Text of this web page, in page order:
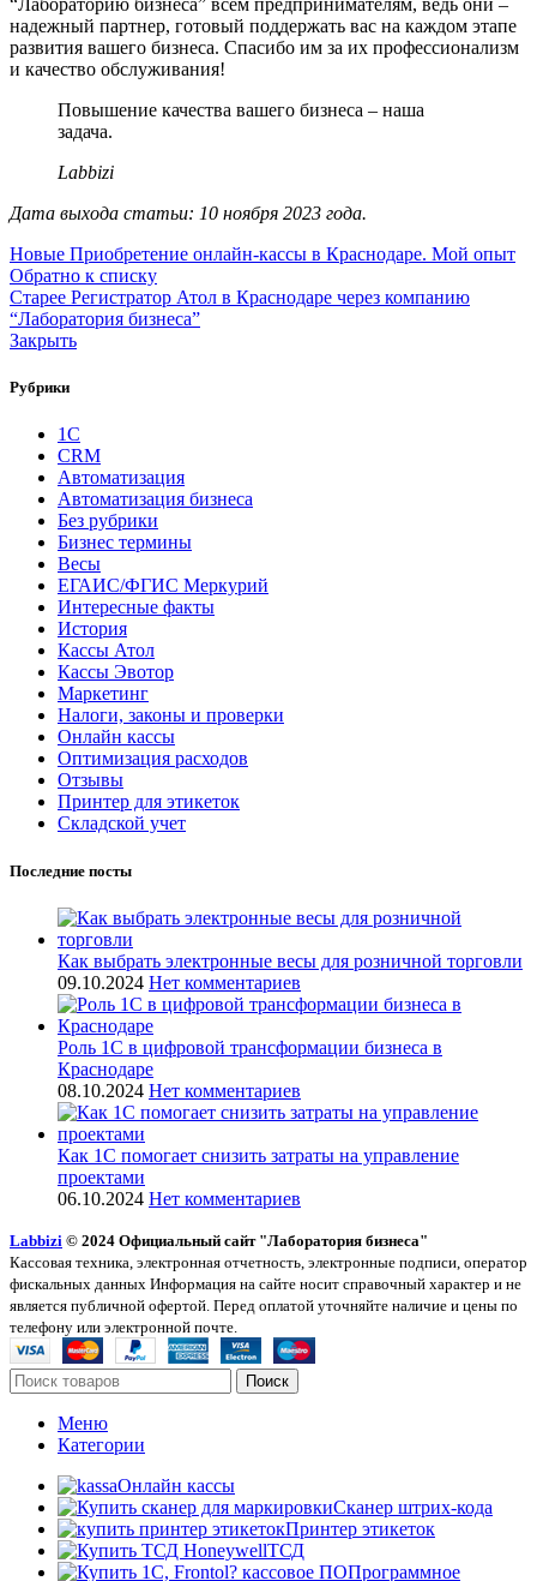
“Лабораторию бизнеса” всем предпринимателям, ведь они –
надежный партнер, готовый поддержать вас на каждом этапе
развития вашего бизнеса. Спасибо им за их профессионализм
и качество обслуживания!
Повышение качества вашего бизнеса – наша
задача.
Labbizi
Дата выхода статьи: 10 ноября 2023 года.
Новые Приобретение онлайн-кассы в Краснодаре. Мой опыт
Обратно к списку
Старее Регистратор Атол в Краснодаре через компанию
“Лаборатория бизнеса”
Закрыть
Рубрики
1С
CRM
Автоматизация
Автоматизация бизнеса
Без рубрики
Бизнес термины
Весы
ЕГАИС/ФГИС Меркурий
Интересные факты
История
Кассы Атол
Кассы Эвотор
Маркетинг
Налоги, законы и проверки
Онлайн кассы
Оптимизация расходов
Отзывы
Принтер для этикеток
Складской учет
Последние посты
Как выбрать электронные весы для розничной торговли
09.10.2024 Нет комментариев
Роль 1С в цифровой трансформации бизнеса в
Краснодаре
08.10.2024 Нет комментариев
Как 1С помогает снизить затраты на управление
проектами
06.10.2024 Нет комментариев
Labbizi © 2024 Официальный сайт "Лаборатория бизнеса"
Кассовая техника, электронная отчетность, электронные подписи, оператор
фискальных данных Информация на сайте носит справочный характер и не
является публичной офертой. Перед оплатой уточняйте наличие и цены по
телефону или электронной почте.
Поиск
Меню
Категории
Онлайн кассы
Сканер штрих-кода
Принтер этикеток
ТСД
Программное